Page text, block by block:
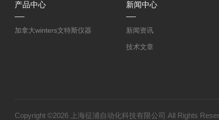
产品中心
加拿大winters文特斯仪器
新闻中心
新闻资讯
技术文章
Copyright ©2026 上海征浦自动化科技有限公司 All Rights